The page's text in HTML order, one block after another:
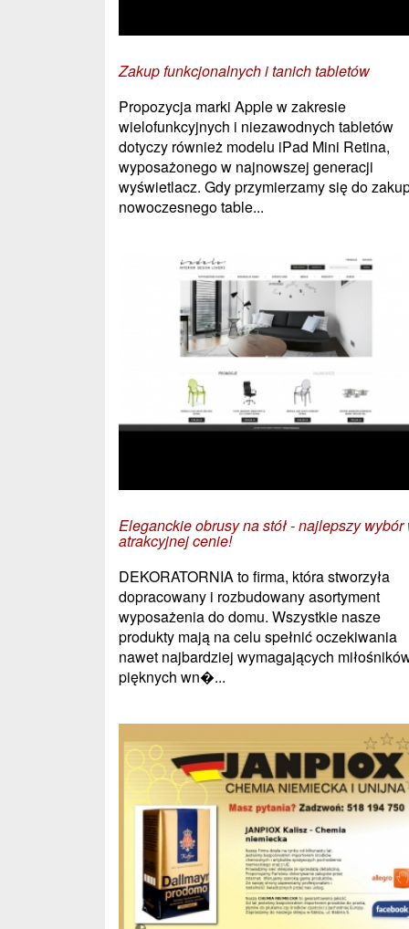
Zakup funkcjonalnych i tanich tabletów
Propozycja marki Apple w zakresie
wielofunkcyjnych i niezawodnych tabletów
dotyczy również modelu iPad Mini Retina,
wyposażonego w najnowszej generacji
wyświetlacz. Gdy przymierzamy się do
nowoczesnego table...
Eleganckie obrusy na stół - najlepszy wybór
atrakcyjnej cenie!
DEKORATORNIA to firma, która stworzyła
dopracowany i rozbudowany asortyment
wyposażenia do domu. Wszystkie nasze
produkty mają na celu spełnić oczekiwania
nawet najbardziej wymagających
pięknych wn�...